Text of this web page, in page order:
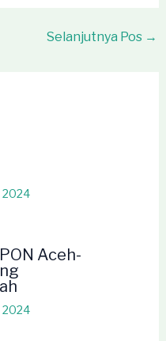
Selanjutnya Pos →
2024
Aceh-
2024